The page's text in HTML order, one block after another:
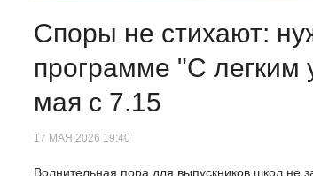
Споры не стихают:
программе "С легким
мая с 7.15
17 МАЯ 2026 19:40
Волнительная пора для выпускников школ не